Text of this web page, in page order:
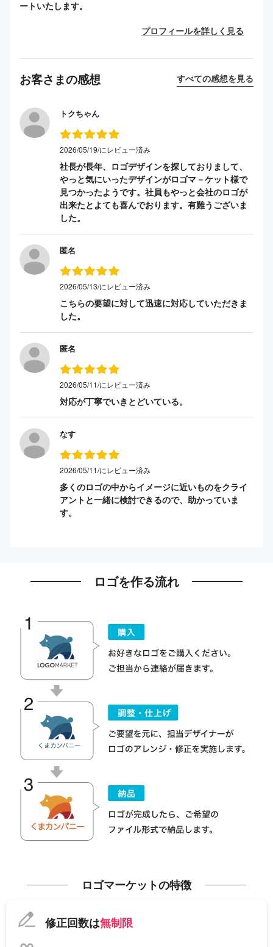
ートいたします。
プロフィールを詳しく見る
お客さまの感想 すべての感想を見る
トクちゃん
2026/05/19/にレビュー済み
社長が長年、ロゴデザインを探しておりまして、
やっと気にいったデザインがロゴマ－ケット様で
見つかったようです。社員もやっと会社のロゴが
出来たとよても喜んでおります。有難うございま
した。
匿名
2026/05/13/にレビュー済み
こちらの要望に対して迅速に対応していただきま
した。
匿名
2026/05/11/にレビュー済み
対応が丁寧でいきとどいている。
なす
2026/05/11/にレビュー済み
多くのロゴの中からイメージに近いものをクライ
アントと一緒に検討できるので、助かっていま
す。
ロゴを作る流れ
ロゴマーケットの特徴
修正回数は無制限